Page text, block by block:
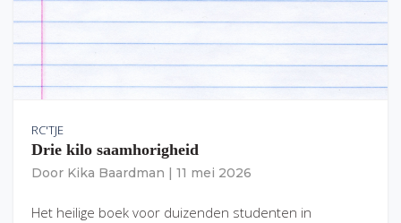
RC'TJE
Drie kilo saamhorigheid
Door Kika Baardman 11 mei 2026
Het heilige boek voor duizenden studenten in